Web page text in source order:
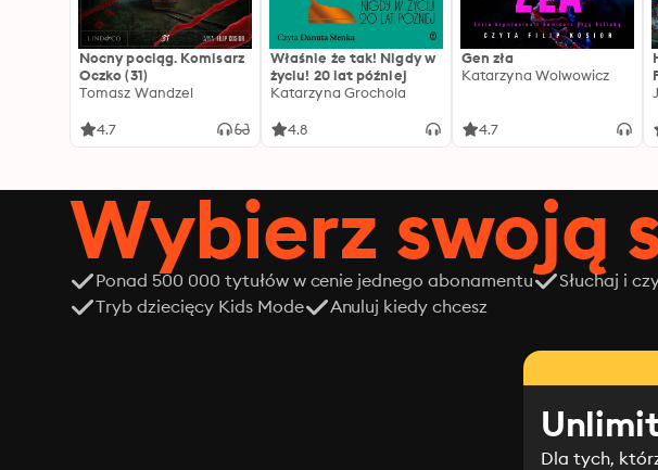
Nocny pociąg. Komisarz
Oczko (31)
Tomasz Wandzel
4.7
Właśnie że tak! Nigdy w
życiu! 20 lat później
Katarzyna Grochola
4.8
Gen zła
Katarzyna Wolwowicz
4.7
Wybierz swoją
Ponad 500 000 tytułów w cenie jednego abonamentu Słuchaj i
Tryb dziecięcy Kids Mode
Anuluj kiedy chcesz
Dla tych,